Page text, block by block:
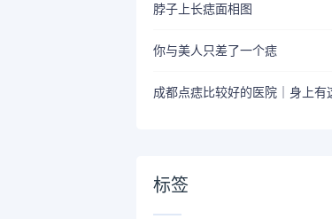
脖子上长痣面相图
你与美人只差了一个痣
标签